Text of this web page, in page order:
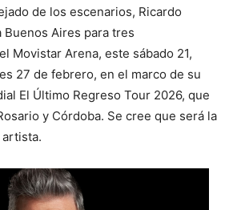
de los escenarios, Ricardo
Aires para tres
Movistar Arena, este sábado 21,
27 de febrero, en el marco de su
El Último Regreso Tour 2026, que
y Córdoba. Se cree que será la